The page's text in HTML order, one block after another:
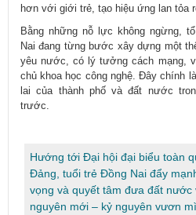
hơn với giới trẻ, tạo hiệu ứng lan tỏa
Bằng những nỗ lực không ngừng,
Nai đang từng bước xây dựng một
yêu nước, có lý tưởng cách mạng,
chủ khoa học công nghệ. Đây chính
lai của thành phố và đất nước
trước.
Hướng tới Đại hội đại biểu toàn
Đảng, tuổi trẻ Đồng Nai đẩy
vọng và quyết tâm đưa đất
nguyên mới – kỷ nguyên vươn